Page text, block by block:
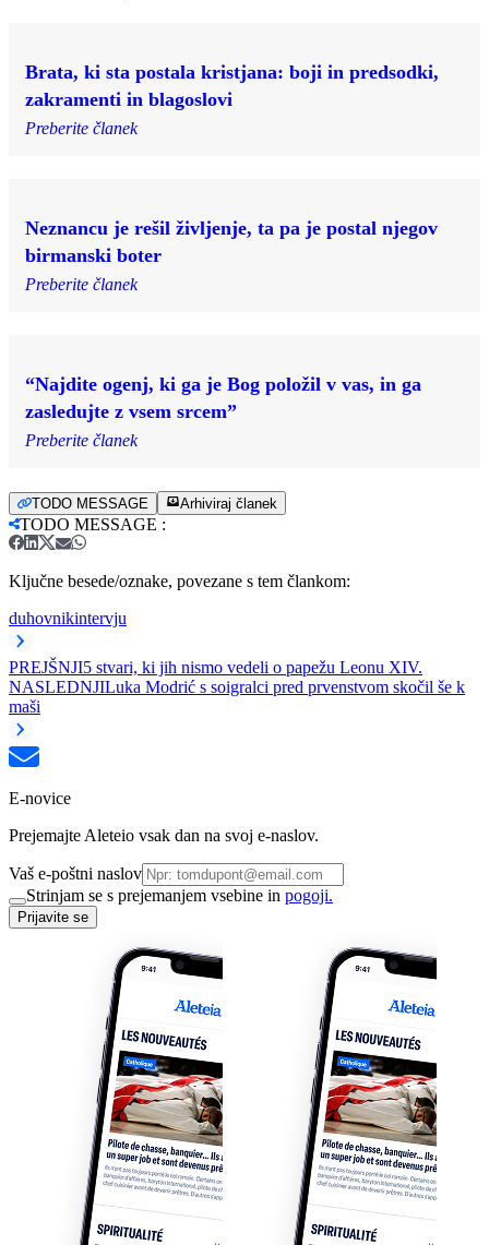
Brata, ki sta postala kristjana: boji in predsodki,
zakramenti in blagoslovi
Preberite članek
Neznancu je rešil življenje, ta pa je postal njegov
birmanski boter
Preberite članek
“Najdite ogenj, ki ga je Bog položil v vas, in ga
zasledujte z vsem srcem”
Preberite članek
TODO MESSAGE Arhiviraj članek
TODO MESSAGE :
Ključne besede/oznake, povezane s tem člankom:
duhovnikintervju
PREJŠNJI5 stvari, ki jih nismo vedeli o papežu Leonu XIV.
NASLEDNJILuka Modrić s soigralci pred prvenstvom skočil še k
maši
E-novice
Prejemajte Aleteio vsak dan na svoj e-naslov.
Vaš e-poštni naslov
Strinjam se s prejemanjem vsebine in pogoji.
Prijavite se